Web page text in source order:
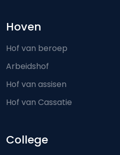
Hoven
Hof van beroep
Arbeidshof
Hof van assisen
Hof van Cassatie
College